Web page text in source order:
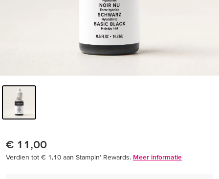
€ 11,00
Verdien tot € 1,10 aan Stampin’ Rewards. Meer informatie